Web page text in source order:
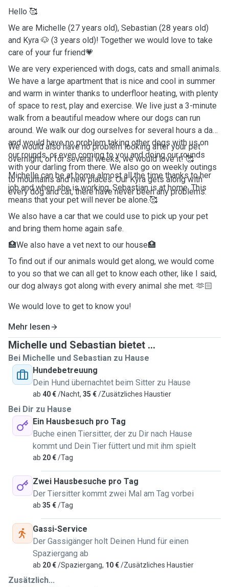
Hello 🥰
We are Michelle (27 years old), Sebastian (28 years old)
and Kyra 🐶 (3 years old)! Together we would love to take
care of your fur friend💗
We are very experienced with dogs, cats and small animals.
We have a large apartment that is nice and cool in summer
and warm in winter thanks to underfloor heating, with plenty
of space to rest, play and exercise. We live just a 3-minute
walk from a beautiful meadow where our dogs can run
around. We walk our dog ourselves for several hours a day
and would have no problem taking other dogs with us on
our rounds, or even coming to you and doing our rounds
with your darling from there. We also go on weekly outings
to mountains and new places. Our Kyra gets along with
every dog and cat, there have never been any problems.
We would also have no problem looking after your pet
overnight, or for several weeks, we would love it! 🥰
Michelle can be at home almost all the time thanks to her
job and when she is working, Sebastian is at home. This
means that your pet will never be alone.🥰
We also have a car that we could use to pick up your pet
and bring them home again safe.
🏥We also have a vet next to our house🏥
To find out if our animals would get along, we would come
to you so that we can all get to know each other, like I said,
our dog always got along with every animal she met. 🫶🏻
We would love to get to know you!
Mehr lesen
Michelle und Sebastian bietet ...
Bei Michelle und Sebastian zu Hause
Hundebetreuung
Dein Hund übernachtet beim Sitter zu Hause
ab 40 €/Nacht, 35 €/Zusätzliches Haustier
Bei Dir zu Hause
Ein Hausbesuch pro Tag
Buche einen Tiersitter, der zu Dir nach Hause
kommt und Dein Tier füttert und mit ihm spielt
ab 20 €/Tag
Zwei Hausbesuche pro Tag
Der Tiersitter kommt zwei Mal am Tag vorbei
ab 35 €/Tag
Gassi-Service
Der Gassigänger holt Deinen Hund für einen
Spaziergang ab
ab 20 €/Spaziergang, 10 €/Zusätzliches Haustier
Zusätzlich...